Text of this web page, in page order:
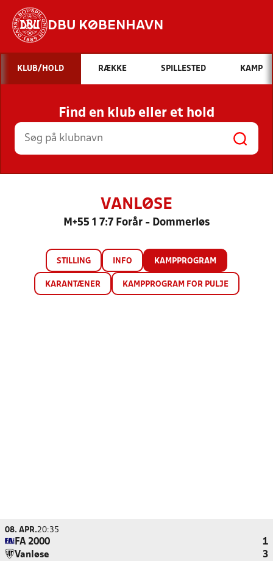
DBU KØBENHAVN
Hvad vil du søge efter?
INDHOLD OG NYHEDER
STILLINGER, RESULTATER, KLUBBER OG
HOLD
KLUB/HOLD RÆKKE SPILLESTED KAMP
Find en klub eller et hold
VANLØSE
M+55 1 7:7 Forår - Dommerløs
STILLING INFO KAMPPROGRAM
KARANTÆNER KAMPPROGRAM FOR PULJE
08. APR.20:35
FA 2000
1
Vanløse
3